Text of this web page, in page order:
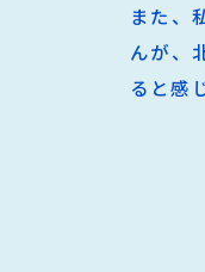
また、
んが、
ると感